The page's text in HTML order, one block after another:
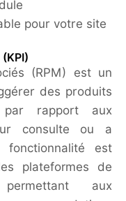
pour votre site
(RPM) est un
des produits
par rapport aux
consulte ou a
fonctionnalité est
plateformes de
permettant aux